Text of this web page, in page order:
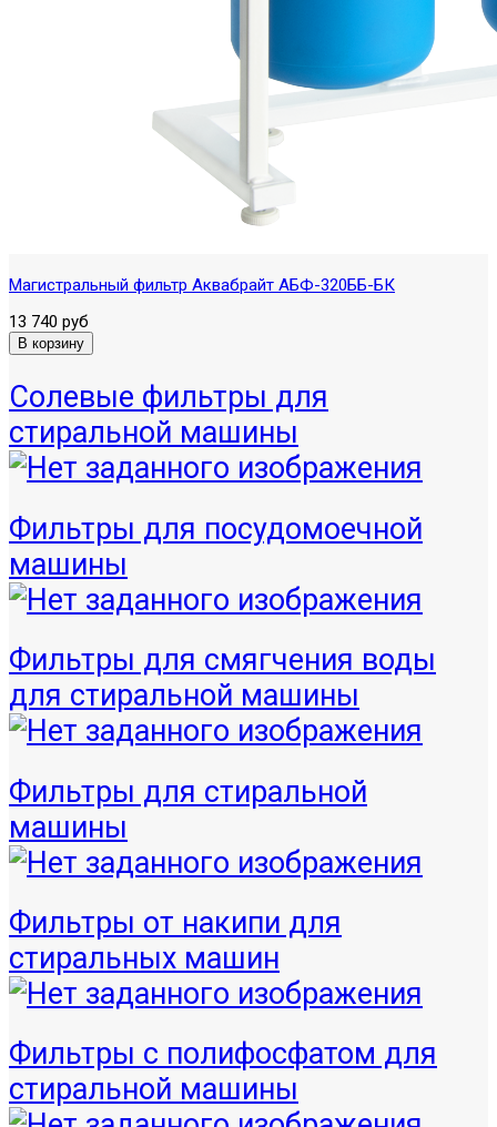
Магистральный фильтр Аквабрайт АБФ-320ББ-БК
13 740 руб
Солевые фильтры для
стиральной машины
Фильтры для посудомоечной
машины
Фильтры для смягчения воды
для стиральной машины
Фильтры для стиральной
машины
Фильтры от накипи для
стиральных машин
Фильтры с полифосфатом для
стиральной машины